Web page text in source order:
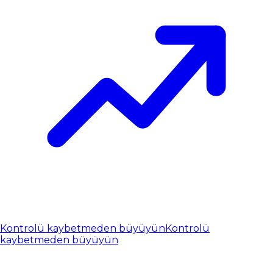
Kontrolü kaybetmeden büyüyünKontrolü
kaybetmeden büyüyün